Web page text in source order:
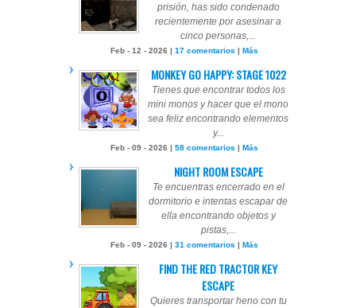
prisión, has sido condenado
recientemente por asesinar a
cinco personas,...
Feb - 12 - 2026 | 17 comentarios | Más
MONKEY GO HAPPY: STAGE 1022
Tienes que encontrar todos los
mini monos y hacer que el mono
sea feliz encontrando elementos
y...
Feb - 09 - 2026 | 58 comentarios | Más
NIGHT ROOM ESCAPE
Te encuentras encerrado en el
dormitorio e intentas escapar de
ella encontrando objetos y
pistas,...
Feb - 09 - 2026 | 31 comentarios | Más
FIND THE RED TRACTOR KEY
ESCAPE
Quieres transportar heno con tu